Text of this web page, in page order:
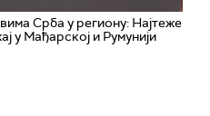
Срба у региону: Најтеже
у Мађарској и Румунији